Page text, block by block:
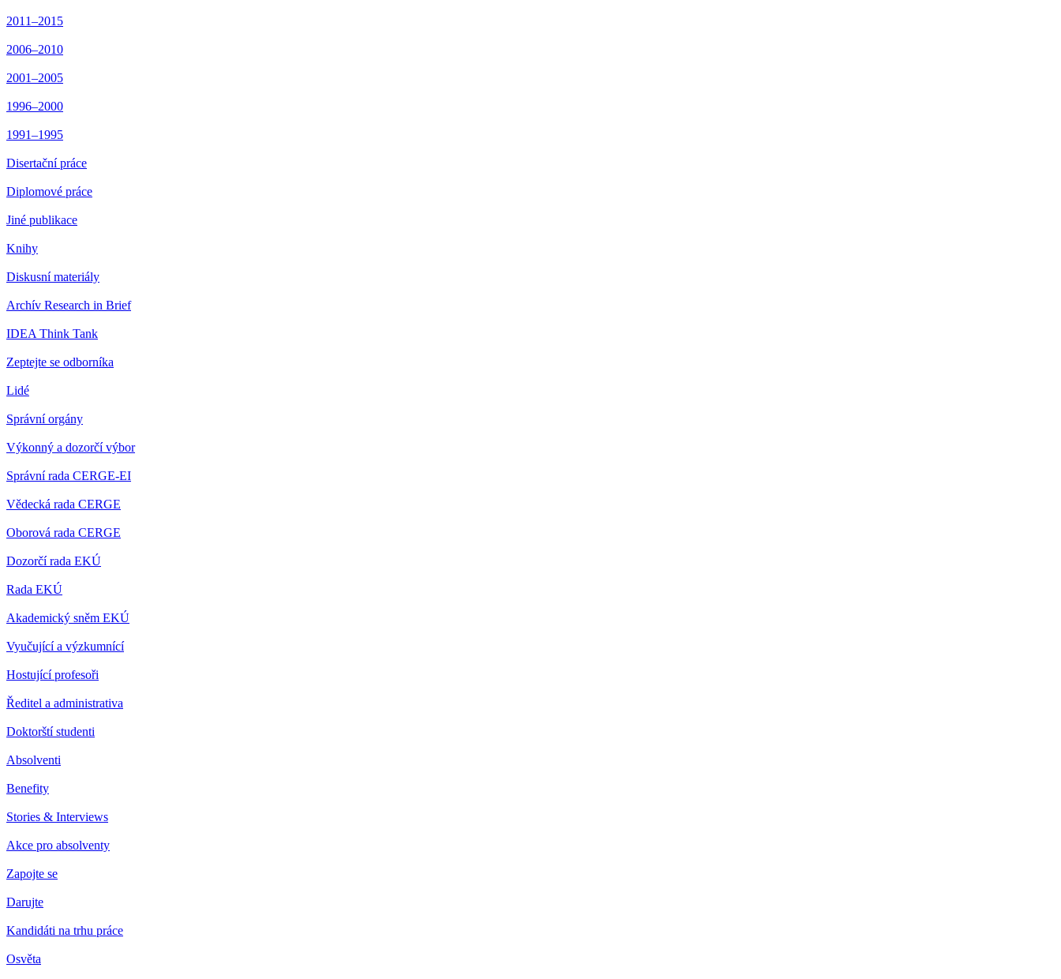
2011–2015
2006–2010
2001–2005
1996–2000
1991–1995
Disertační práce
Diplomové práce
Jiné publikace
Knihy
Diskusní materiály
Archív Research in Brief
IDEA Think Tank
Zeptejte se odborníka
Lidé
Správní orgány
Výkonný a dozorčí výbor
Správní rada CERGE-EI
Vědecká rada CERGE
Oborová rada CERGE
Dozorčí rada EKÚ
Rada EKÚ
Akademický sněm EKÚ
Vyučující a výzkumnící
Hostující profesoři
Ředitel a administrativa
Doktorští studenti
Absolventi
Benefity
Stories & Interviews
Akce pro absolventy
Zapojte se
Darujte
Kandidáti na trhu práce
Osvěta